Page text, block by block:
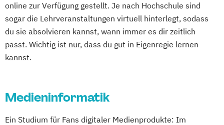
online zur Verfügung gestellt. Je nach Hochschule sind
sogar die Lehrveranstaltungen virtuell hinterlegt, sodass
du sie absolvieren kannst, wann immer es dir zeitlich
passt. Wichtig ist nur, dass du gut in Eigenregie lernen
kannst.
Medieninformatik
Ein Studium für Fans digitaler Medienprodukte: Im